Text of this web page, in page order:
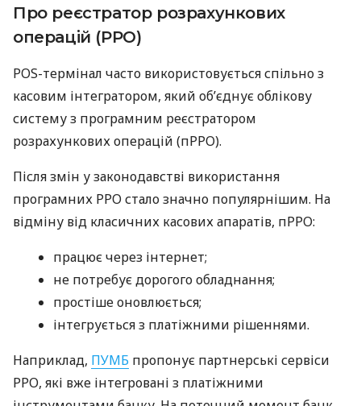
Про реєстратор розрахункових
операцій (РРО)
POS-термінал часто використовується спільно з
касовим інтегратором, який об’єднує облікову
систему з програмним реєстратором
розрахункових операцій (пРРО).
Після змін у законодавстві використання
програмних РРО стало значно популярнішим. На
відміну від класичних касових апаратів, пРРО:
працює через інтернет;
не потребує дорогого обладнання;
простіше оновлюється;
інтегрується з платіжними рішеннями.
Наприклад, ПУМБ пропонує партнерські сервіси
РРО, які вже інтегровані з платіжними